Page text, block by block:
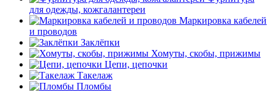
для одежды, кожгалантереи
Маркировка кабелей
и проводов
Заклёпки
Хомуты, скобы, прижимы
Цепи, цепочки
Такелаж
Пломбы